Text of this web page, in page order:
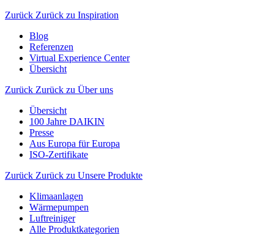
Zurück Zurück zu Inspiration
Blog
Referenzen
Virtual Experience Center
Übersicht
Zurück Zurück zu Über uns
Übersicht
100 Jahre DAIKIN
Presse
Aus Europa für Europa
ISO-Zertifikate
Zurück Zurück zu Unsere Produkte
Klimaanlagen
Wärmepumpen
Luftreiniger
Alle Produktkategorien